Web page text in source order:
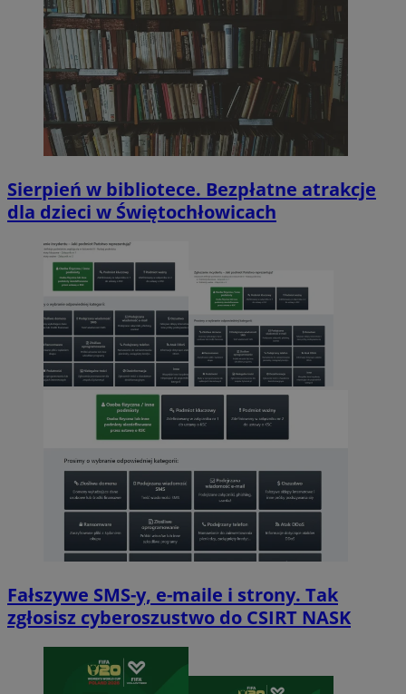
Sierpień w bibliotece. Bezpłatne atrakcje
dla dzieci w Świętochłowicach
Fałszywe SMS-y, e-maile i strony. Tak
zgłosisz cyberoszustwo do CSIRT NASK